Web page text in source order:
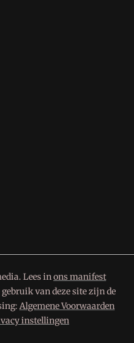
Lees inons manifest
van deze site zijn de
Algemene Voorwaarden
instellingen